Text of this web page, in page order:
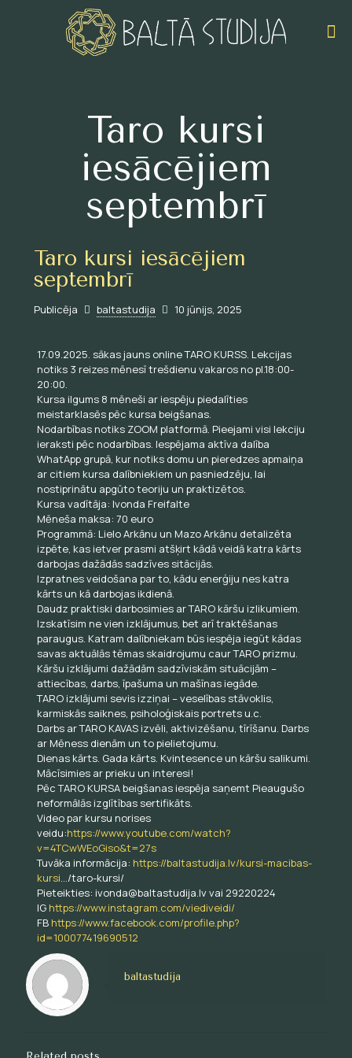
Taro kursi
iesācējiem
septembrī
Taro kursi iesācējiem
septembrī
Publicēja baltastudija 10 jūnijs, 2025
17.09.2025. sākas jauns online TARO KURSS. Lekcijas
notiks 3 reizes mēnesī trešdienu vakaros no pl.18:00-
20:00.
Kursa ilgums 8 mēneši ar iespēju piedalīties
meistarklasēs pēc kursa beigšanas.
Nodarbības notiks ZOOM platformā. Pieejami visi lekciju
ieraksti pēc nodarbības. Iespējama aktīva dalība
WhatApp grupā, kur notiks domu un pieredzes apmaiņa
ar citiem kursa dalībniekiem un pasniedzēju, lai
nostiprinātu apgūto teoriju un praktizētos.
Kursa vadītāja: Ivonda Freifalte
Mēneša maksa: 70 euro
Programmā: Lielo Arkānu un Mazo Arkānu detalizēta
izpēte, kas ietver prasmi atšķirt kādā veidā katra kārts
darbojas dažādās sadzīves sitācijās.
Izpratnes veidošana par to, kādu enerģiju nes katra
kārts un kā darbojas ikdienā.
Daudz praktiski darbosimies ar TARO kāršu izlikumiem.
Izskatīsim ne vien izklājumus, bet arī traktēšanas
paraugus. Katram dalībniekam būs iespēja iegūt kādas
savas aktuālās tēmas skaidrojumu caur TARO prizmu.
Kāršu izklājumi dažādām sadzīviskām situācijām –
attiecības, darbs, īpašuma un mašīnas iegāde.
TARO izklājumi sevis izziņai – veselības stāvoklis,
karmiskās saiknes, psiholoģiskais portrets u.c.
Darbs ar TARO KAVAS izvēli, aktivizēšanu, tīrīšanu. Darbs
ar Mēness dienām un to pielietojumu.
Dienas kārts. Gada kārts. Kvintesence un kāršu salikumi.
Mācīsimies ar prieku un interesi!
Pēc TARO KURSA beigšanas iespēja saņemt Pieaugušo
neformālās izglītības sertifikāts.
Video par kursu norises
veidu:https://www.youtube.com/watch?
v=4TCwWEoGiso&t=27s
Tuvāka informācija: https://baltastudija.lv/kursi-macibas-
kursi…/taro-kursi/
Pieteikties: ivonda@baltastudija.lv vai 29220224
IG https://www.instagram.com/viediveidi/
FB https://www.facebook.com/profile.php?
id=100077419690512
baltastudija